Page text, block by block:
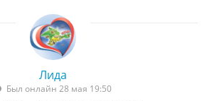
Лида
Был онлайн 28 мая 19:50